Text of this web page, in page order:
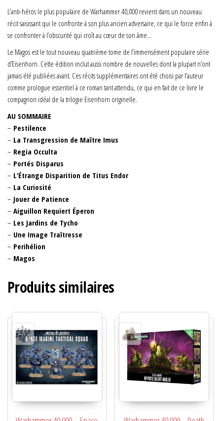
L’anti-héros le plus populaire de Warhammer 40,000 revient dans un nouveau
récit saisissant qui le confronte à son plus ancien adversaire, ce qui le force enfin à
se confronter à l’obscurité qui croît au cœur de son âme…
Le Magos est le tout nouveau quatrième tome de l’immensément populaire série
d’Eisenhorn. Cette édition inclut aussi nombre de nouvelles dont la plupart n’ont
jamais été publiées avant. Ces récits supplémentaires ont été choisi par l’auteur
comme prologue essentiel à ce roman tant attendu, ce qui en fait de ce livre le
compagnon idéal de la trilogie Eisenhorn originelle.
AU SOMMAIRE
– Pestilence​
​– La Transgression de Maître Imus​
​– Regia Occulta​
​​– Portés Disparus​​​
– L’Étrange Disparition de Titus Endor​
​​– La Curiosité​
​​– Jouer de Patience​
​​– Aiguillon Requiert Éperon​
​​– Les Jardins de Tycho​​​
​​– Une Image Traîtresse​​​
​​– Perihélion​​​
– Magos​
Produits similaires